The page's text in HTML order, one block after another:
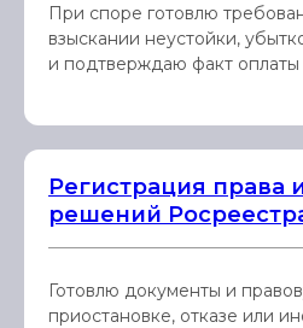
При споре готовлю
взыскании неустойки,
и подтверждаю факт
Регистрация права
решений
Готовлю документы и
приостановке, отказе или